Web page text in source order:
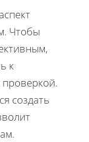
Чтобы
к
создать